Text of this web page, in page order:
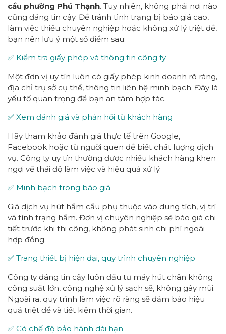
cầu phường Phú Thạnh. Tuy nhiên, không phải nơi nào
cũng đáng tin cậy. Để tránh tình trạng bị báo giá cao,
làm việc thiếu chuyên nghiệp hoặc không xử lý triệt để,
bạn nên lưu ý một số điểm sau:
✅ Kiểm tra giấy phép và thông tin công ty
Một đơn vị uy tín luôn có giấy phép kinh doanh rõ ràng,
địa chỉ trụ sở cụ thể, thông tin liên hệ minh bạch. Đây là
yếu tố quan trọng để bạn an tâm hợp tác.
✅ Xem đánh giá và phản hồi từ khách hàng
Hãy tham khảo đánh giá thực tế trên Google,
Facebook hoặc từ người quen để biết chất lượng dịch
vụ. Công ty uy tín thường được nhiều khách hàng khen
ngợi về thái độ làm việc và hiệu quả xử lý.
✅ Minh bạch trong báo giá
Giá dịch vụ hút hầm cầu phụ thuộc vào dung tích, vị trí
và tình trạng hầm. Đơn vị chuyên nghiệp sẽ báo giá chi
tiết trước khi thi công, không phát sinh chi phí ngoài
hợp đồng.
✅ Trang thiết bị hiện đại, quy trình chuyên nghiệp
Công ty đáng tin cậy luôn đầu tư máy hút chân không
công suất lớn, công nghệ xử lý sạch sẽ, không gây mùi.
Ngoài ra, quy trình làm việc rõ ràng sẽ đảm bảo hiệu
quả triệt để và tiết kiệm thời gian.
✅ Có chế độ bảo hành dài hạn